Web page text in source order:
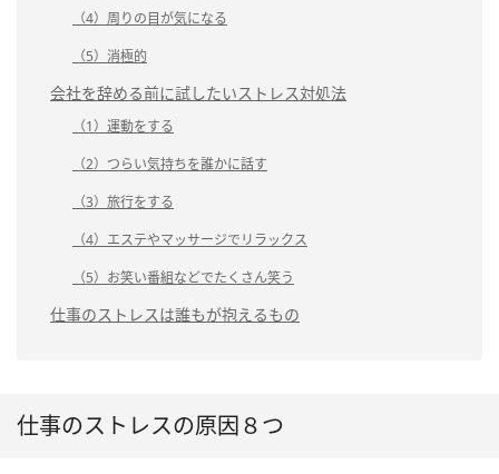
（4）周りの目が気になる
（5）消極的
会社を辞める前に試したいストレス対処法
（1）運動をする
（2）つらい気持ちを誰かに話す
（3）旅行をする
（4）エステやマッサージでリラックス
（5）お笑い番組などでたくさん笑う
仕事のストレスは誰もが抱えるもの
仕事のストレスの原因８つ